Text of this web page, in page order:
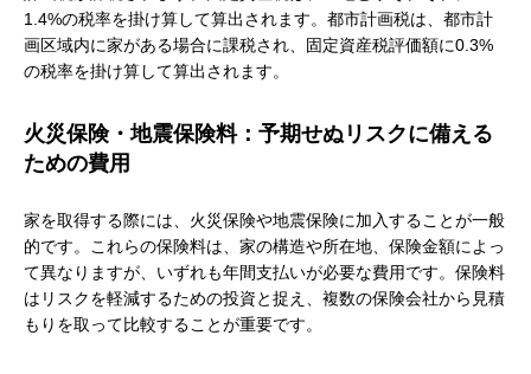
1.4%の税率を掛け算して算出されます。都市計画税は、都市計
画区域内に家がある場合に課税され、固定資産税評価額に0.3%
の税率を掛け算して算出されます。
火災保険・地震保険料：予期せぬリスクに備える
ための費用
家を取得する際には、火災保険や地震保険に加入することが一般
的です。これらの保険料は、家の構造や所在地、保険金額によっ
て異なりますが、いずれも年間支払いが必要な費用です。保険料
はリスクを軽減するための投資と捉え、複数の保険会社から見積
もりを取って比較することが重要です。